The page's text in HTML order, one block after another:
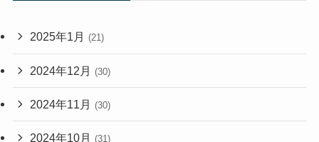
2025年1月 (21)
2024年12月 (30)
2024年11月 (30)
2024年10月 (31)